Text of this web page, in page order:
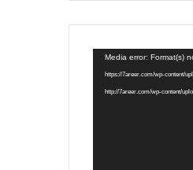
Media error: Format(s)